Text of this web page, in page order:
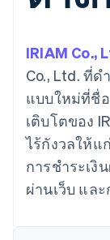
เพิ่มเติม
Product
ดูสิ่งที่กำลังจะ
Radar
การป้องกันกา
Atlas
IRIAM Co.,
Co., Ltd. ที่ด
แบบใหม่ที่ชื่อ
เติบโตของ
ไร้กังวลให้แ
การชำระเงิ
ผ่านเว็บ แล